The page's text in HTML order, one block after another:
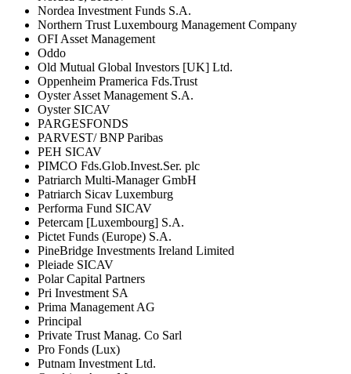
Nordea Investment Funds S.A.
Northern Trust Luxembourg Management Company
OFI Asset Management
Oddo
Old Mutual Global Investors [UK] Ltd.
Oppenheim Pramerica Fds.Trust
Oyster Asset Management S.A.
Oyster SICAV
PARGESFONDS
PARVEST/ BNP Paribas
PEH SICAV
PIMCO Fds.Glob.Invest.Ser. plc
Patriarch Multi-Manager GmbH
Patriarch Sicav Luxemburg
Performa Fund SICAV
Petercam [Luxembourg] S.A.
Pictet Funds (Europe) S.A.
PineBridge Investments Ireland Limited
Pleiade SICAV
Polar Capital Partners
Pri Investment SA
Prima Management AG
Principal
Private Trust Manag. Co Sarl
Pro Fonds (Lux)
Putnam Investment Ltd.